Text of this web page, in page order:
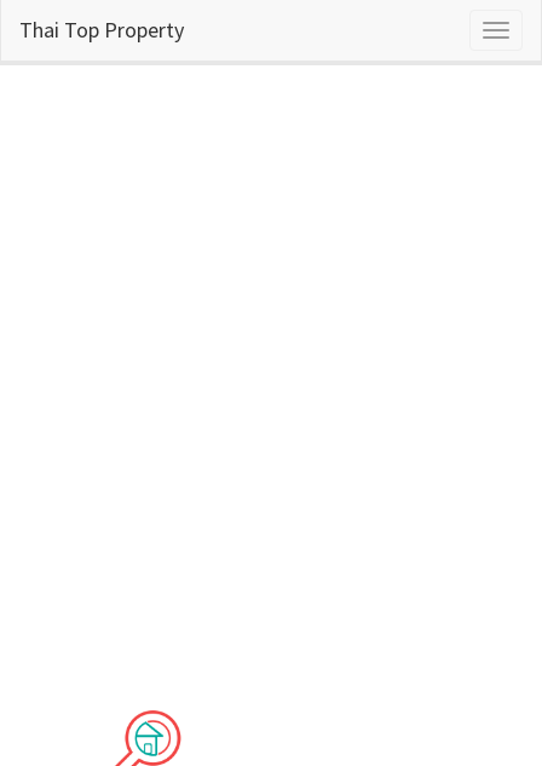
Thai Top Property